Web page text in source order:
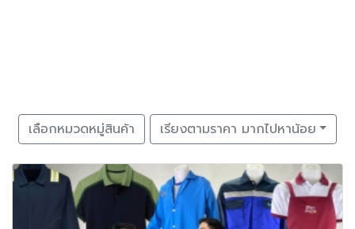
เลือกหมวดหมู่สินค้า เรียงตามราคา มากไปหาน้อย